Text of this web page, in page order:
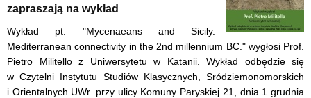
zapraszają na wykład
Wykład pt. "Mycenaeans and Sicily.
Mediterranean connectivity in the 2nd millennium BC." wygłosi Prof.
Pietro Militello z Uniwersytetu w Katanii. Wykład odbędzie się
w Czytelni Instytutu Studiów Klasycznych, Sródziemonomorskich
i Orientalnych UWr. przy ulicy Komuny Paryskiej 21, dnia 1 grudnia